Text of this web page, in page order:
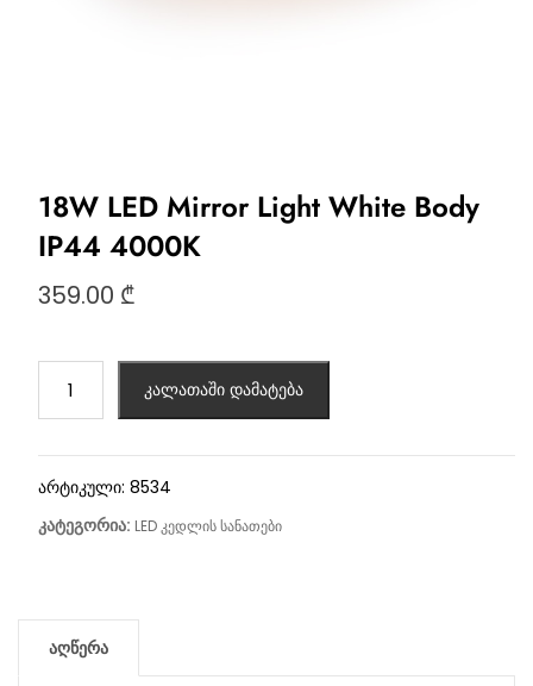
18W LED Mirror Light White Body
IP44 4000K
359.00 ₾
კალათაში დამატება
არტიკული: 8534
კატეგორია: LED კედლის სანათები
აღწერა